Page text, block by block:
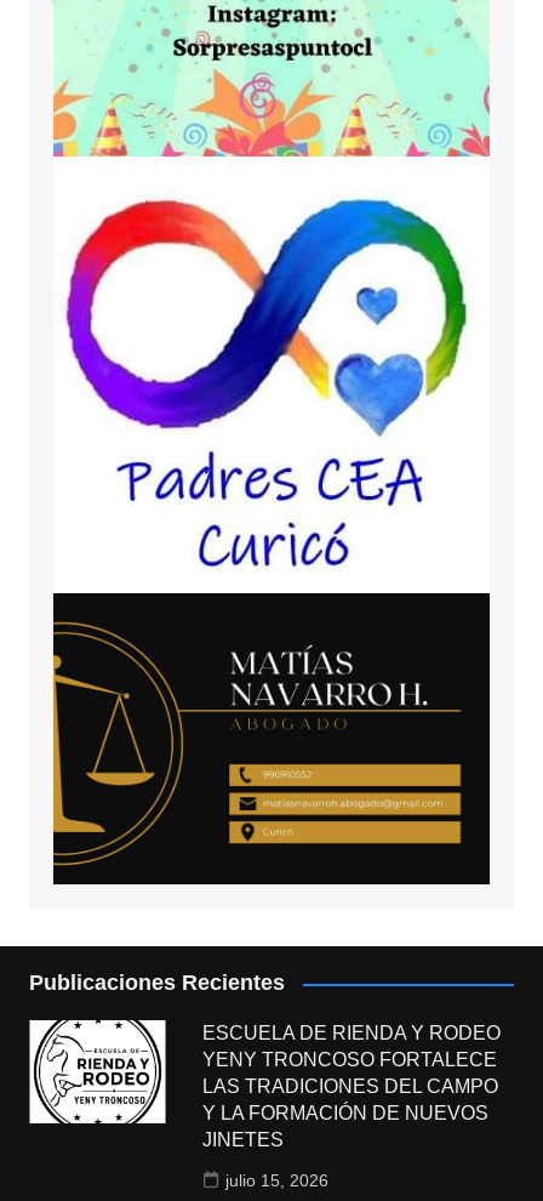
Publicaciones Recientes
ESCUELA DE RIENDA Y RODEO
YENY TRONCOSO FORTALECE
LAS TRADICIONES DEL CAMPO
Y LA FORMACIÓN DE NUEVOS
JINETES
julio 15, 2026